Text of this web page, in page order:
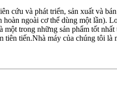
cứu và phát triển, sản xuất và
ngoài cơ thể dùng một lần).
trong những sản phẩm tốt
tiến.Nhà máy của chúng tôi